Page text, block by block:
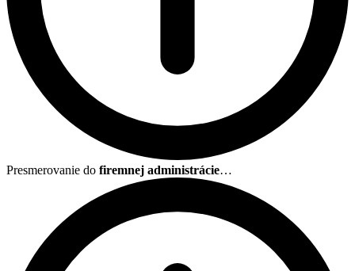
Presmerovanie do firemnej administrácie…